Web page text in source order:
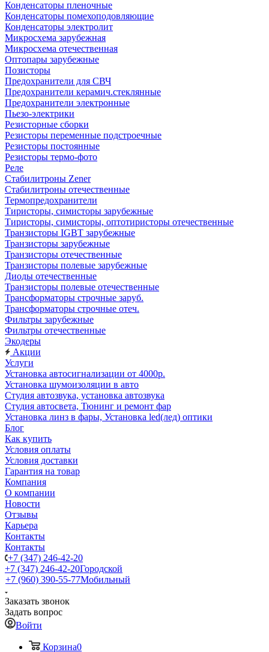
Конденсаторы пленочные
Конденсаторы помехоподовляющие
Конденсаторы электролит
Микросхема зарубежная
Микросхема отечественная
Оптопары зарубежные
Позисторы
Предохранители для СВЧ
Предохранители керамич.стеклянные
Предохранители электронные
Пьезо-электрики
Резисторные сборки
Резисторы переменные подстроечные
Резисторы постоянные
Резисторы термо-фото
Реле
Стабилитроны Zener
Стабилитроны отечественные
Термопредохранители
Тиристоры, симисторы зарубежные
Тиристоры, симисторы, оптотиристоры отечественные
Транзисторы IGBT зарубежные
Транзисторы зарубежные
Транзисторы отечественные
Транзисторы полевые зарубежные
Диоды отечественные
Транзисторы полевые отечественные
Трансформаторы строчные заруб.
Трансформаторы строчные отеч.
Фильтры зарубежные
Фильтры отечественные
Экодеры
Акции
Услуги
Установка автосигнализации от 4000р.
Установка шумоизоляции в авто
Студия автозвука, установка автозвука
Студия автосвета, Тюнинг и ремонт фар
Установка линз в фары, Установка led(лед) оптики
Блог
Как купить
Условия оплаты
Условия доставки
Гарантия на товар
Компания
О компании
Новости
Отзывы
Карьера
Контакты
Контакты
+7 (347) 246-42-20
+7 (347) 246-42-20Городской
+7 (960) 390-55-77Мобильный
Заказать звонок
Задать вопрос
Войти
Корзина0